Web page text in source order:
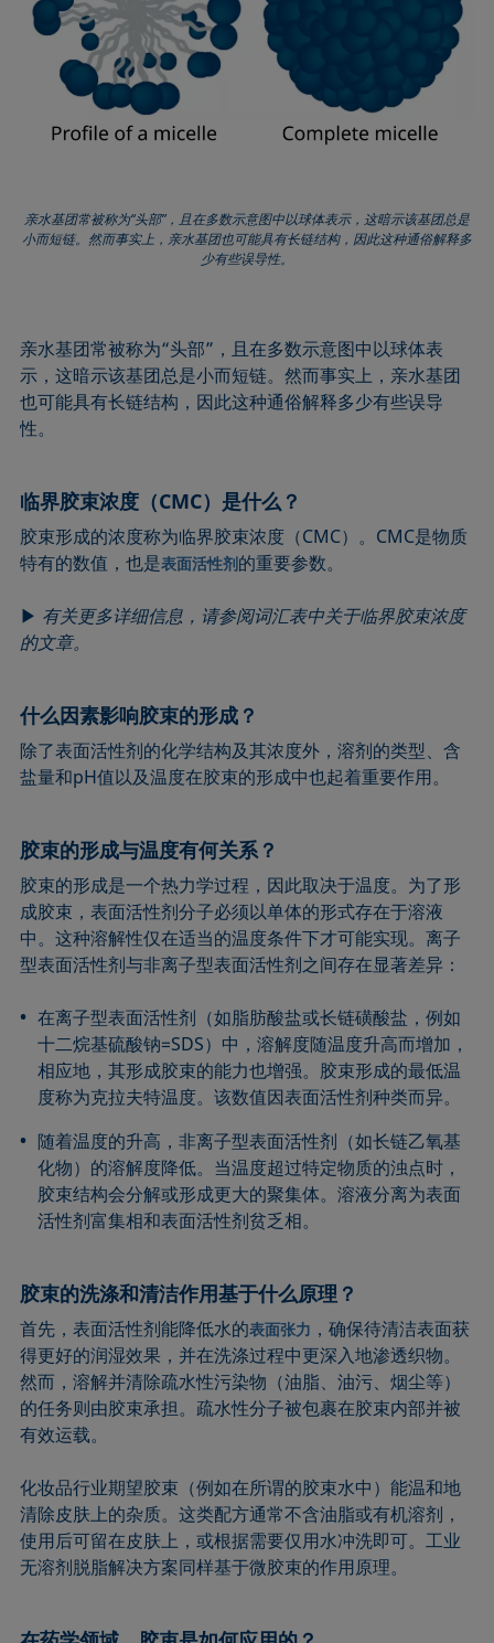
亲水基团常被称为“头部”，且在多数示意图中以球体表示，这暗示该基团总是
小而短链。然而事实上，亲水基团也可能具有长链结构，因此这种通俗解释多
少有些误导性。
亲水基团常被称为“头部”，且在多数示意图中以球体表
示，这暗示该基团总是小而短链。然而事实上，亲水基团
也可能具有长链结构，因此这种通俗解释多少有些误导
性。
临界胶束浓度（CMC）是什么？
胶束形成的浓度称为临界胶束浓度（CMC）。CMC是物质
特有的数值，也是表面活性剂的重要参数。
▶ 有关更多详细信息，请参阅词汇表中关于临界胶束浓度
的文章。
什么因素影响胶束的形成？
除了表面活性剂的化学结构及其浓度外，溶剂的类型、含
盐量和pH值以及温度在胶束的形成中也起着重要作用。
胶束的形成与温度有何关系？
胶束的形成是一个热力学过程，因此取决于温度。为了形
成胶束，表面活性剂分子必须以单体的形式存在于溶液
中。这种溶解性仅在适当的温度条件下才可能实现。离子
型表面活性剂与非离子型表面活性剂之间存在显著差异：
在离子型表面活性剂（如脂肪酸盐或长链磺酸盐，例如
十二烷基硫酸钠=SDS）中，溶解度随温度升高而增加，
相应地，其形成胶束的能力也增强。胶束形成的最低温
度称为克拉夫特温度。该数值因表面活性剂种类而异。
随着温度的升高，非离子型表面活性剂（如长链乙氧基
化物）的溶解度降低。当温度超过特定物质的浊点时，
胶束结构会分解或形成更大的聚集体。溶液分离为表面
活性剂富集相和表面活性剂贫乏相。
胶束的洗涤和清洁作用基于什么原理？
首先，表面活性剂能降低水的表面张力 ，确保待清洁表面获
得更好的润湿效果，并在洗涤过程中更深入地渗透织物。
然而，溶解并清除疏水性污染物（油脂、油污、烟尘等）
的任务则由胶束承担。疏水性分子被包裹在胶束内部并被
有效运载。
化妆品行业期望胶束（例如在所谓的胶束水中）能温和地
清除皮肤上的杂质。这类配方通常不含油脂或有机溶剂，
使用后可留在皮肤上，或根据需要仅用水冲洗即可。工业
无溶剂脱脂解决方案同样基于微胶束的作用原理。